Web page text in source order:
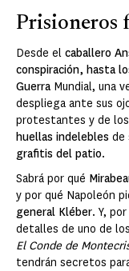
Prisioneros
Desde el caballero
conspiración, hasta
Guerra Mundial, una
despliega ante sus
protestantes y de los
huellas indelebles de
grafitis del patio.
Sabrá por qué
y por qué Napoleón
general Kléber. Y,
detalles de uno de
El Conde de
tendrán secretos